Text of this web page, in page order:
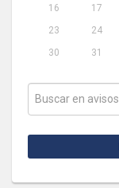
16
17
23
24
30
31